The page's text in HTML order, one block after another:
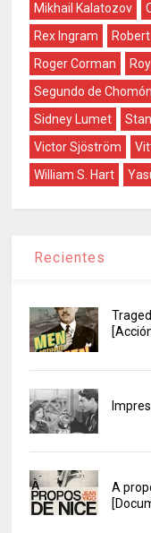
Mikhail Kalatozov
Rex Ingram
Roger Corman
Segundo de Chomón
Sidney Lumet
Victor Sjöström
William S. Hart
Recientes
A